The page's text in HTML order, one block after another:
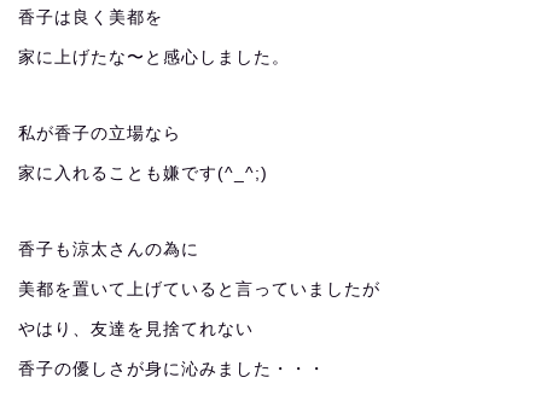
香子は良く美都を
家に上げたな〜と感心しました。
私が香子の立場なら
家に入れることも嫌です(^_^;)
香子も涼太さんの為に
美都を置いて上げていると言っていましたが
やはり、友達を見捨てれない
香子の優しさが身に沁みました・・・